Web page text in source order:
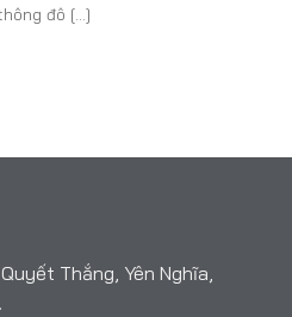
đô [...]
Thắng, Yên Nghĩa,